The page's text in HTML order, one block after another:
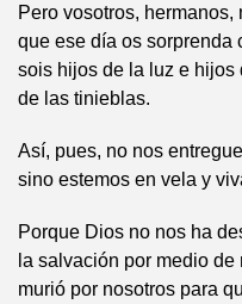
Pero vosotros,
que ese día os sorprenda
sois hijos de la luz e hijos
de las tinieblas.
Así, pues, no nos
sino estemos en vela y
Porque Dios no nos ha
la salvación por medio
murió por nosotros para